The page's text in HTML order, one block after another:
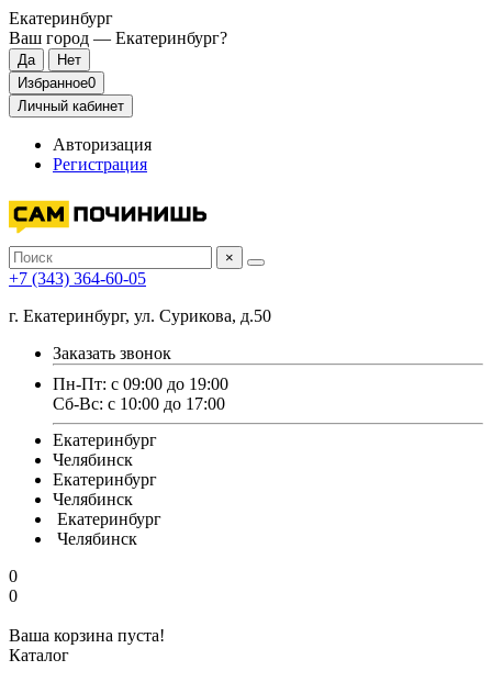
Екатеринбург
Ваш город — Екатеринбург?
Избранное0
Личный кабинет
Авторизация
Регистрация
×
+7 (343) 364-60-05
г. Екатеринбург, ул. Сурикова, д.50
Заказать звонок
Пн-Пт: с 09:00 до 19:00
Сб-Вс: с 10:00 до 17:00
Екатеринбург
Челябинск
Екатеринбург
Челябинск
Екатеринбург
Челябинск
0
0
Ваша корзина пуста!
Каталог